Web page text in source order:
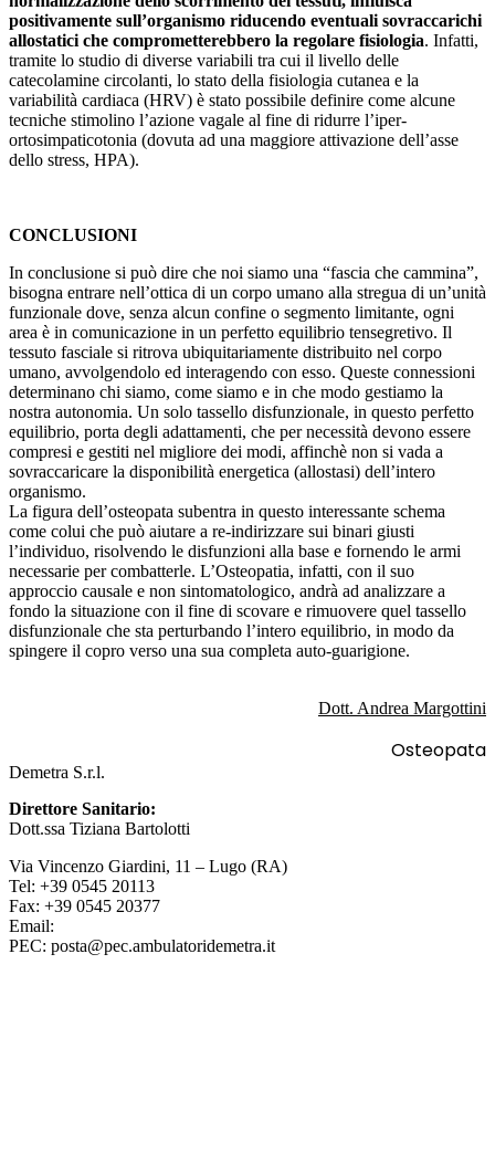
positivamente sull’organismo riducendo eventuali sovraccarichi
allostatici che comprometterebbero la regolare fisiologia. Infatti,
tramite lo studio di diverse variabili tra cui il livello delle
catecolamine circolanti, lo stato della fisiologia cutanea e la
variabilità cardiaca (HRV) è stato possibile definire come alcune
tecniche stimolino l’azione vagale al fine di ridurre l’iper-
ortosimpaticotonia (dovuta ad una maggiore attivazione dell’asse
dello stress, HPA).
CONCLUSIONI
In conclusione si può dire che noi siamo una “fascia che cammina”,
bisogna entrare nell’ottica di un corpo umano alla stregua di un’unità
funzionale dove, senza alcun confine o segmento limitante, ogni
area è in comunicazione in un perfetto equilibrio tensegretivo. Il
tessuto fasciale si ritrova ubiquitariamente distribuito nel corpo
umano, avvolgendolo ed interagendo con esso. Queste connessioni
determinano chi siamo, come siamo e in che modo gestiamo la
nostra autonomia. Un solo tassello disfunzionale, in questo perfetto
equilibrio, porta degli adattamenti, che per necessità devono essere
compresi e gestiti nel migliore dei modi, affinchè non si vada a
sovraccaricare la disponibilità energetica (allostasi) dell’intero
organismo.
La figura dell’osteopata subentra in questo interessante schema
come colui che può aiutare a re-indirizzare sui binari giusti
l’individuo, risolvendo le disfunzioni alla base e fornendo le armi
necessarie per combatterle. L’Osteopatia, infatti, con il suo
approccio causale e non sintomatologico, andrà ad analizzare a
fondo la situazione con il fine di scovare e rimuovere quel tassello
disfunzionale che sta perturbando l’intero equilibrio, in modo da
spingere il copro verso una sua completa auto-guarigione.
Dott. Andrea Margottini
Osteopata
Demetra S.r.l.
Direttore Sanitario:
Dott.ssa Tiziana Bartolotti
Via Vincenzo Giardini, 11 – Lugo (RA)
Tel: +39 0545 20113
Fax: +39 0545 20377
Email:
PEC: posta@pec.ambulatoridemetra.it